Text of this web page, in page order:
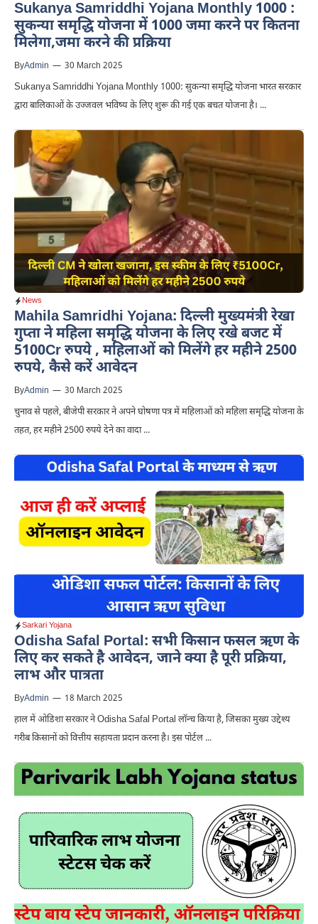
Sukanya Samriddhi Yojana Monthly 1000 :
सुकन्या समृद्धि योजना में 1000 जमा करने पर कितना
मिलेगा,जमा करने की प्रक्रिया
ByAdmin — 30 March 2025
Sukanya Samriddhi Yojana Monthly 1000: सुकन्या समृद्धि योजना भारत सरकार
द्वारा बालिकाओं के उज्जवल भविष्य के लिए शुरू की गई एक बचत योजना है। ...
News
Mahila Samridhi Yojana: दिल्ली मुख्यमंत्री रेखा
गुप्ता ने महिला समृद्धि योजना के लिए रखे बजट में
5100Cr रुपये , महिलाओं को मिलेंगे हर महीने 2500
रुपये, कैसे करें आवेदन
ByAdmin — 30 March 2025
चुनाव से पहले, बीजेपी सरकार ने अपने घोषणा पत्र में महिलाओं को महिला समृद्धि योजना के
तहत, हर महीने 2500 रुपये देने का वादा ...
Sarkari Yojana
Odisha Safal Portal: सभी किसान फसल ऋण के
लिए कर सकते है आवेदन, जाने क्या है पूरी प्रक्रिया,
लाभ और पात्रता
ByAdmin — 18 March 2025
हाल में ओडिशा सरकार ने Odisha Safal Portal लॉन्च किया है, जिसका मुख्य उद्देश्य
गरीब किसानों को वित्तीय सहायता प्रदान करना है। इस पोर्टल ...